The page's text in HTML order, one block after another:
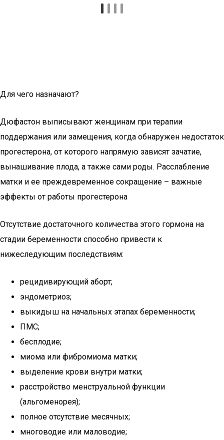
Для чего назначают?
Дюфастон выписывают женщинам при терапии
поддержания или замещения, когда обнаружен недостаток
прогестерона, от которого напрямую зависят зачатие,
вынашивание плода, а также сами роды. Расслабление
матки и ее преждевременное сокращение – важные
эффекты от работы прогестерона
Отсутствие достаточного количества этого гормона на
стадии беременности способно привести к
нижеследующим последствиям:
рецидивирующий аборт;
эндометриоз;
выкидыш на начальных этапах беременности;
ПМС;
бесплодие;
миома или фибромиома матки;
выделение крови внутри матки;
расстройство менструальной функции
(альгоменорея);
полное отсутствие месячных;
многоводие или маловодие;